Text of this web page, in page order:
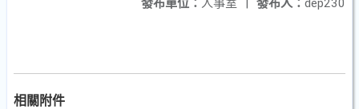
發布人： dep230
發布單位： 人事室 |
相關附件